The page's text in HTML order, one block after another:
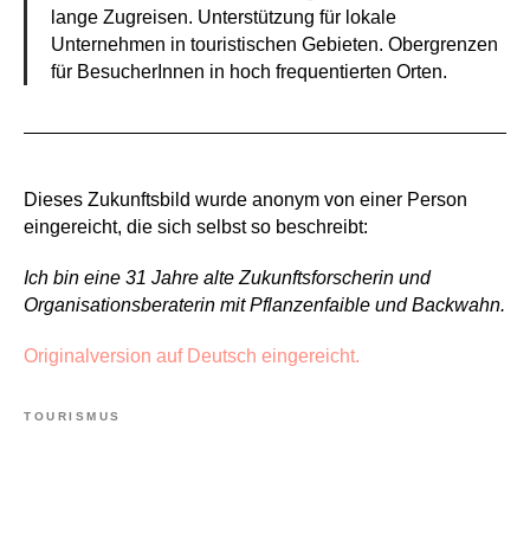
lange Zugreisen. Unterstützung für lokale
Unternehmen in touristischen Gebieten. Obergrenzen
für BesucherInnen in hoch frequentierten Orten.
Dieses Zukunftsbild wurde anonym von einer Person
eingereicht, die sich selbst so beschreibt:
Ich bin eine 31 Jahre alte Zukunftsforscherin und
Organisationsberaterin mit Pflanzenfaible und Backwahn.
Originalversion auf Deutsch eingereicht.
TOURISMUS